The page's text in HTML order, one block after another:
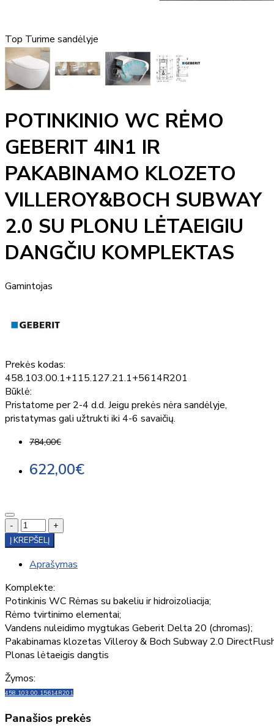
Top Turime sandėlyje
POTINKINIO WC RĖMO
GEBERIT 4IN1 IR
PAKABINAMO KLOZETO
VILLEROY&BOCH SUBWAY
2.0 SU PLONU LĖTAEIGIU
DANGČIU KOMPLEKTAS
Gamintojas
Prekės kodas:
458.103.00.1+115.127.21.1+5614R201
Būklė:
Pristatome per 2-4 d.d. Jeigu prekės nėra sandėlyje,
pristatymas gali užtrukti iki 4-6 savaičių.
784,00€
622,00€
-
+
Į KREPŠELĮ
Aprašymas
Komplekte:
Potinkinis WC Rėmas su bakeliu ir hidroizoliacija;
Rėmo tvirtinimo elementai;
Vandens nuleidimo mygtukas Geberit Delta 20 (chromas);
Pakabinamas klozetas Villeroy & Boch Subway 2.0
Plonas lėtaeigis dangtis
Žymos:
458.103.00.15614R201
Panašios prekės